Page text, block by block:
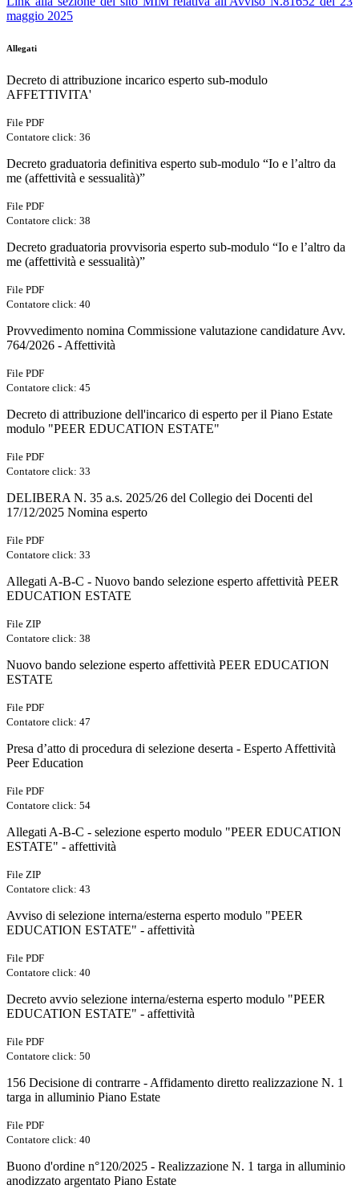
maggio 2025
Allegati
Decreto di attribuzione incarico esperto sub-modulo
AFFETTIVITA'
File PDF
Contatore click: 36
Decreto graduatoria definitiva esperto sub-modulo “Io e l’altro da
me (affettività e sessualità)”
File PDF
Contatore click: 38
Decreto graduatoria provvisoria esperto sub-modulo “Io e l’altro da
me (affettività e sessualità)”
File PDF
Contatore click: 40
Provvedimento nomina Commissione valutazione candidature Avv.
764/2026 - Affettività
File PDF
Contatore click: 45
Decreto di attribuzione dell'incarico di esperto per il Piano Estate
modulo "PEER EDUCATION ESTATE"
File PDF
Contatore click: 33
DELIBERA N. 35 a.s. 2025/26 del Collegio dei Docenti del
17/12/2025 Nomina esperto
File PDF
Contatore click: 33
Allegati A-B-C - Nuovo bando selezione esperto affettività PEER
EDUCATION ESTATE
File ZIP
Contatore click: 38
Nuovo bando selezione esperto affettività PEER EDUCATION
ESTATE
File PDF
Contatore click: 47
Presa d’atto di procedura di selezione deserta - Esperto Affettività
Peer Education
File PDF
Contatore click: 54
Allegati A-B-C - selezione esperto modulo "PEER EDUCATION
ESTATE" - affettività
File ZIP
Contatore click: 43
Avviso di selezione interna/esterna esperto modulo "PEER
EDUCATION ESTATE" - affettività
File PDF
Contatore click: 40
Decreto avvio selezione interna/esterna esperto modulo "PEER
EDUCATION ESTATE" - affettività
File PDF
Contatore click: 50
156 Decisione di contrarre - Affidamento diretto realizzazione N. 1
targa in alluminio Piano Estate
File PDF
Contatore click: 40
Buono d'ordine n°120/2025 - Realizzazione N. 1 targa in alluminio
anodizzato argentato Piano Estate